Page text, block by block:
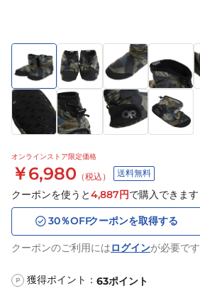
オンラインストア限定価格
￥6,980 （税込） 送料無料
クーポンを使うと4,887円で購入できます
30％OFFクーポンを取得する
クーポンのご利用にはログインが必要です
P 獲得ポイント： 63ポイント